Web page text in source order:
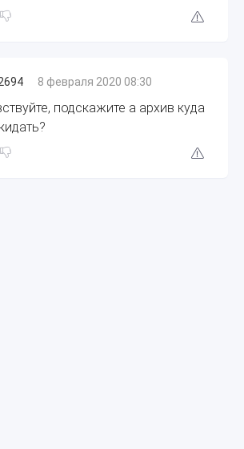
8 февраля 2020 08:30
подскажите а архив куда